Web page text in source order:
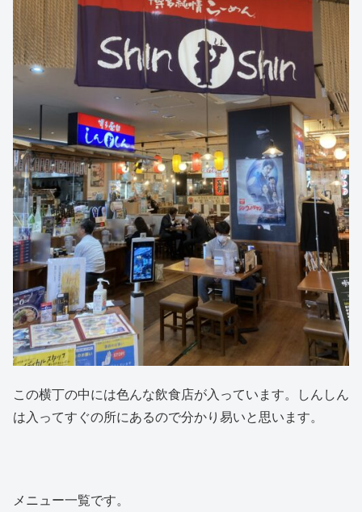
この横丁の中には色んな飲食店が入っています。しんしん
は入ってすぐの所にあるので分かり易いと思います。
メニュー一覧です。